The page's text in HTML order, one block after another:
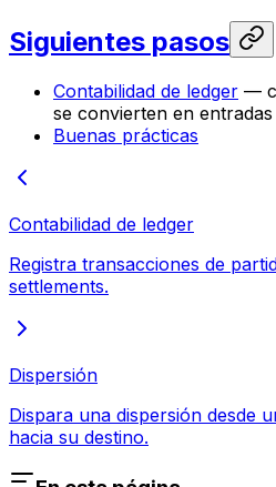
Siguientes pasos
Contabilidad de ledger —
se convierten en entradas
Buenas prácticas
Contabilidad de ledger
Registra transacciones de
settlements.
Dispersión
Dispara una dispersión desde
hacia su destino.